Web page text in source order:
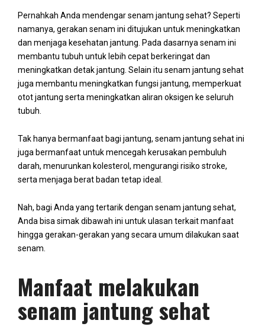
Pernahkah Anda mendengar senam jantung sehat? Seperti
namanya, gerakan senam ini ditujukan untuk meningkatkan
dan menjaga kesehatan jantung. Pada dasarnya senam ini
membantu tubuh untuk lebih cepat berkeringat dan
meningkatkan detak jantung. Selain itu senam jantung sehat
juga membantu meningkatkan fungsi jantung, memperkuat
otot jantung serta meningkatkan aliran oksigen ke seluruh
tubuh.
Tak hanya bermanfaat bagi jantung, senam jantung sehat ini
juga bermanfaat untuk mencegah kerusakan pembuluh
darah, menurunkan kolesterol, mengurangi risiko stroke,
serta menjaga berat badan tetap ideal.
Nah, bagi Anda yang tertarik dengan senam jantung sehat,
Anda bisa simak dibawah ini untuk ulasan terkait manfaat
hingga gerakan-gerakan yang secara umum dilakukan saat
senam.
Manfaat melakukan
senam jantung sehat